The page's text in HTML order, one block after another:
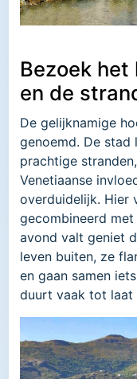
Bezoek het
en de
De gelijknamige
genoemd. De stad
prachtige
Venetiaanse
overduidelijk. Hier
gecombineerd
avond valt geniet
leven buiten, ze
en gaan samen
duurt vaak tot laat